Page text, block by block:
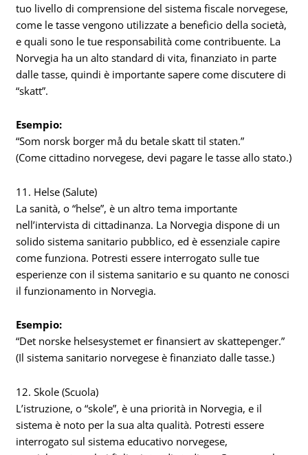
tuo livello di comprensione del sistema fiscale norvegese,
come le tasse vengono utilizzate a beneficio della società,
e quali sono le tue responsabilità come contribuente. La
Norvegia ha un alto standard di vita, finanziato in parte
dalle tasse, quindi è importante sapere come discutere di
“skatt”.
Esempio:
“Som norsk borger må du betale skatt til staten.”
(Come cittadino norvegese, devi pagare le tasse allo stato.)
11. Helse (Salute)
La sanità, o “helse”, è un altro tema importante
nell’intervista di cittadinanza. La Norvegia dispone di un
solido sistema sanitario pubblico, ed è essenziale capire
come funziona. Potresti essere interrogato sulle tue
esperienze con il sistema sanitario e su quanto ne conosci
il funzionamento in Norvegia.
Esempio:
“Det norske helsesystemet er finansiert av skattepenger.”
(Il sistema sanitario norvegese è finanziato dalle tasse.)
12. Skole (Scuola)
L’istruzione, o “skole”, è una priorità in Norvegia, e il
sistema è noto per la sua alta qualità. Potresti essere
interrogato sul sistema educativo norvegese,